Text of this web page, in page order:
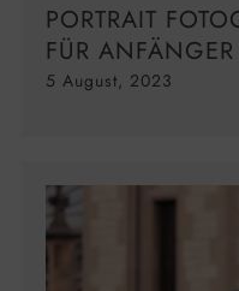
PORTRAIT
FÜR ANFÄNGER
5 August, 2023